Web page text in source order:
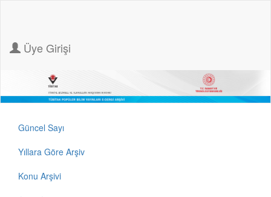
Üye Girişi
Güncel Sayı
Yıllara Göre Arşiv
Konu Arşivi